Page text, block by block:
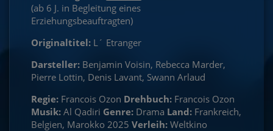
(ab 6 J. in Begleitung eines
Erziehungsbeauftragten)
Originaltitel: L´ Etranger
Darsteller: Benjamin Voisin, Rebecca Marder,
Pierre Lottin, Denis Lavant, Swann Arlaud
Regie: Francois Ozon Drehbuch: Francois Ozon
Musik: Al Qadiri Genre: Drama Land: Frankreich,
Belgien, Marokko 2025 Verleih: Weltkino